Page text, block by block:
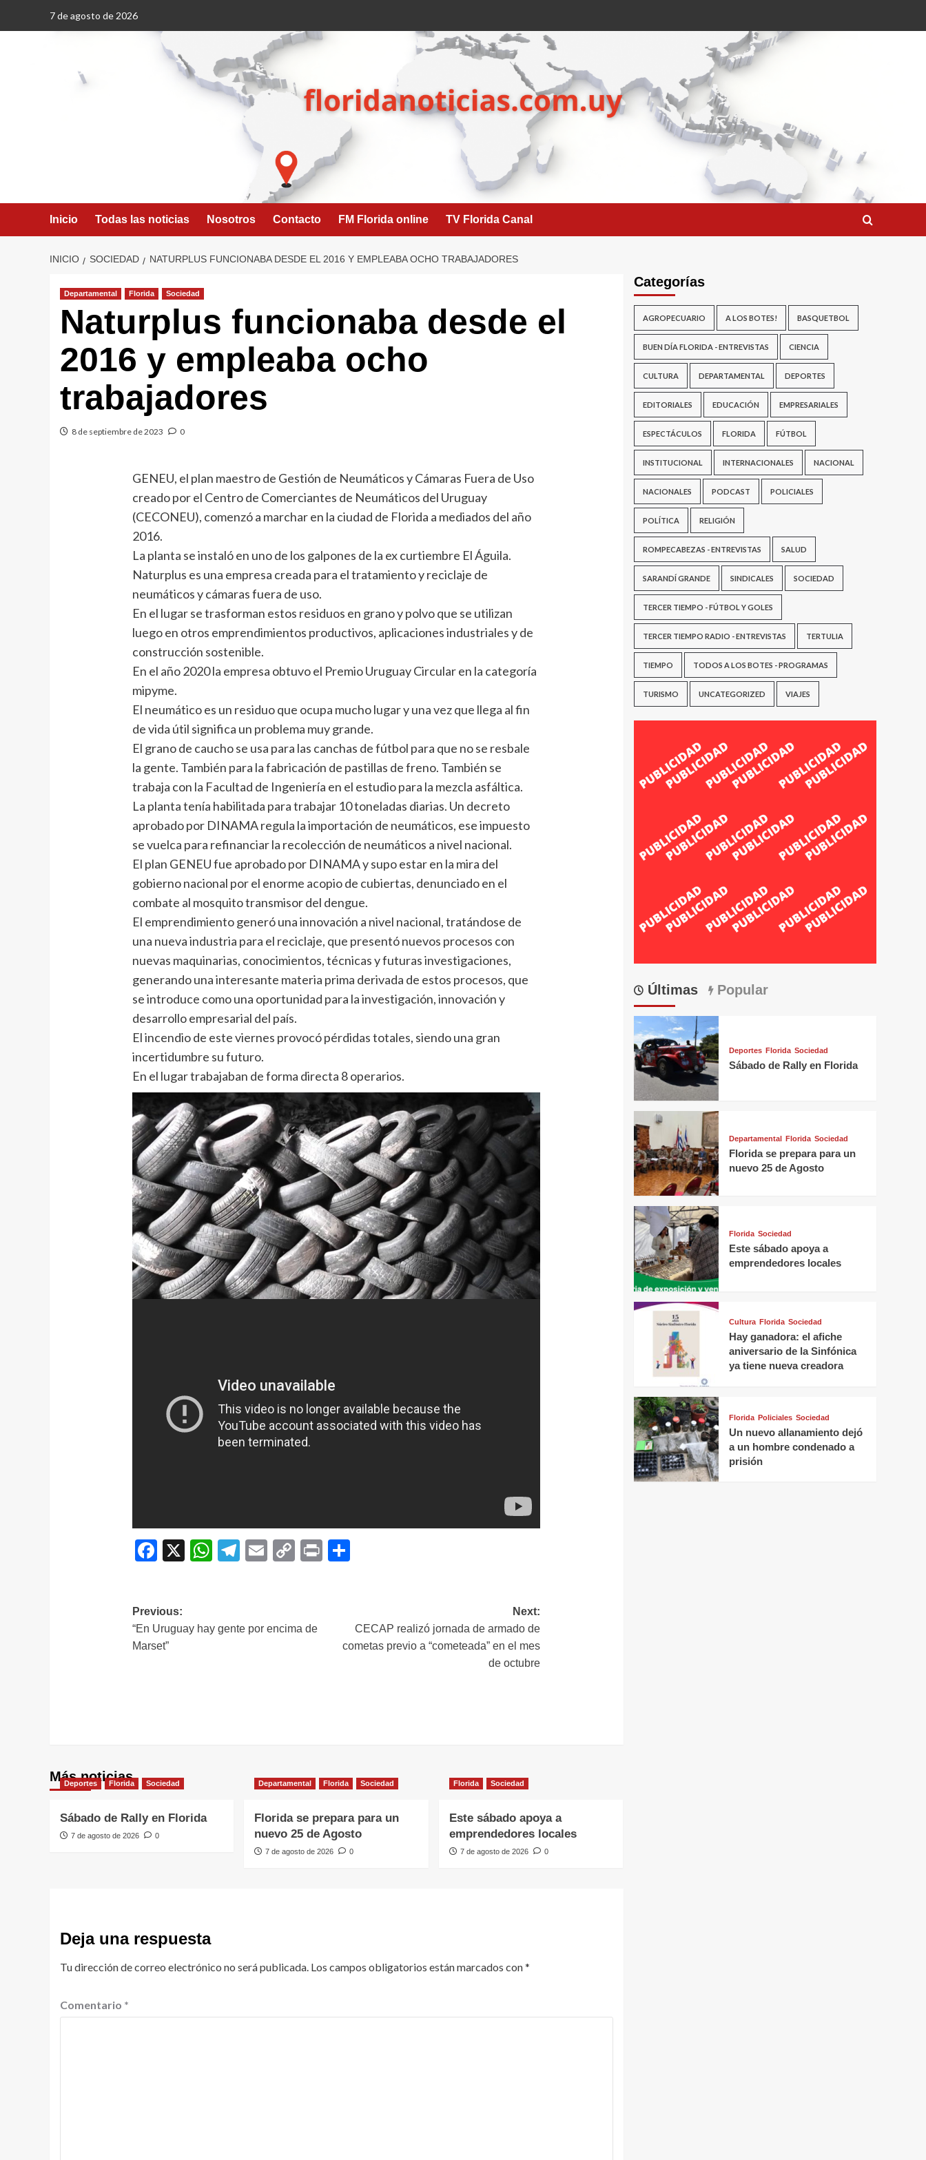
7 de agosto de 2026
Inicio Todas las noticias Nosotros Contacto FM Florida online TV Florida Canal
INICIO SOCIEDAD NATURPLUS FUNCIONABA DESDE EL 2016 Y EMPLEABA OCHO TRABAJADORES
Departamental Florida Sociedad
Naturplus funcionaba desde el
2016 y empleaba ocho
trabajadores
8 de septiembre de 2023 0
GENEU, el plan maestro de Gestión de Neumáticos y Cámaras Fuera de Uso
creado por el Centro de Comerciantes de Neumáticos del Uruguay
(CECONEU), comenzó a marchar en la ciudad de Florida a mediados del año
2016.
La planta se instaló en uno de los galpones de la ex curtiembre El Águila.
Naturplus es una empresa creada para el tratamiento y reciclaje de
neumáticos y cámaras fuera de uso.
En el lugar se trasforman estos residuos en grano y polvo que se utilizan
luego en otros emprendimientos productivos, aplicaciones industriales y de
construcción sostenible.
En el año 2020 la empresa obtuvo el Premio Uruguay Circular en la categoría
mipyme.
El neumático es un residuo que ocupa mucho lugar y una vez que llega al fin
de vida útil significa un problema muy grande.
El grano de caucho se usa para las canchas de fútbol para que no se resbale
la gente. También para la fabricación de pastillas de freno. También se
trabaja con la Facultad de Ingeniería en el estudio para la mezcla asfáltica.
La planta tenía habilitada para trabajar 10 toneladas diarias. Un decreto
aprobado por DINAMA regula la importación de neumáticos, ese impuesto
se vuelca para refinanciar la recolección de neumáticos a nivel nacional.
El plan GENEU fue aprobado por DINAMA y supo estar en la mira del
gobierno nacional por el enorme acopio de cubiertas, denunciado en el
combate al mosquito transmisor del dengue.
El emprendimiento generó una innovación a nivel nacional, tratándose de
una nueva industria para el reciclaje, que presentó nuevos procesos con
nuevas maquinarias, conocimientos, técnicas y futuras investigaciones,
generando una interesante materia prima derivada de estos procesos, que
se introduce como una oportunidad para la investigación, innovación y
desarrollo empresarial del país.
El incendio de este viernes provocó pérdidas totales, siendo una gran
incertidumbre su futuro.
En el lugar trabajaban de forma directa 8 operarios.
Facebook
X WhatsApp
Telegram
EmailCopyPrint
Navegación
de
Previous:
“En Uruguay hay gente por encima de
Marset”
Next:
CECAP realizó jornada de armado de
cometas previo a “cometeada” en el mes
de octubre
Más noticias
Deportes Florida Sociedad
Sábado de Rally en Florida
7 de agosto de 2026 0
Departamental Florida Sociedad
Florida se prepara para un
nuevo 25 de Agosto
7 de agosto de 2026 0
Florida Sociedad
Este sábado apoya a
emprendedores locales
7 de agosto de 2026 0
Deja una respuesta
Tu dirección de correo electrónico no será publicada. Los campos obligatorios están marcados con*
Comentario *
Categorías
AGROPECUARIO A LOS BOTES! BASQUETBOL
BUEN DÍA FLORIDA - ENTREVISTAS CIENCIA
CULTURA DEPARTAMENTAL DEPORTES
EDITORIALES EDUCACIÓN EMPRESARIALES
ESPECTÁCULOS FLORIDA FÚTBOL
INSTITUCIONAL INTERNACIONALES NACIONAL
NACIONALES PODCAST POLICIALES
POLÍTICA RELIGIÓN
ROMPECABEZAS - ENTREVISTAS SALUD
SARANDÍ GRANDE SINDICALES SOCIEDAD
TERCER TIEMPO - FÚTBOL Y GOLES
TERCER TIEMPO RADIO - ENTREVISTAS TERTULIA
TIEMPO TODOS A LOS BOTES - PROGRAMAS
TURISMO UNCATEGORIZED VIAJES
Últimas Popular
Deportes Florida Sociedad
Sábado de Rally en Florida
Departamental Florida Sociedad
Florida se prepara para un
nuevo 25 de Agosto
Florida Sociedad
Este sábado apoya a
emprendedores locales
Cultura Florida Sociedad
Hay ganadora: el afiche
aniversario de la Sinfónica
ya tiene nueva creadora
Florida Policiales Sociedad
Un nuevo allanamiento dejó
a un hombre condenado a
prisión